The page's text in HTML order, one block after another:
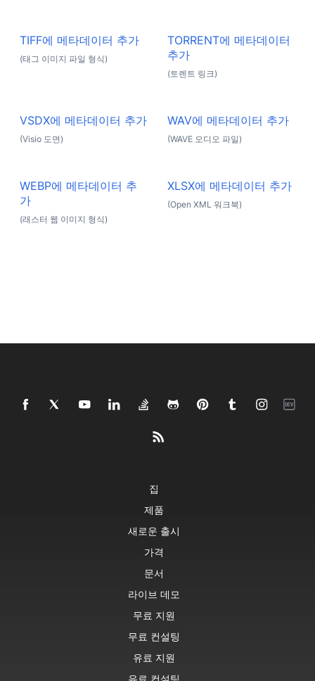
TIFF에 메타데이터 추가
(태그 이미지 파일 형식)
TORRENT에 메타데이터
추가
(토렌트 링크)
VSDX에 메타데이터 추가
(Visio 도면)
WAV에 메타데이터 추가
(WAVE 오디오 파일)
WEBP에 메타데이터 추
가
(래스터 웹 이미지 형식)
XLSX에 메타데이터 추가
(Open XML 워크북)
집
제품
새로운 출시
가격
문서
라이브 데모
무료 지원
무료 컨설팅
유료 지원